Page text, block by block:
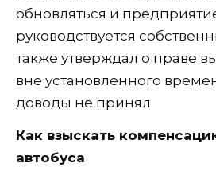
обновляться и
руководствуется
также утверждал о праве
вне установленного
доводы не принял.
Как взыскать
автобуса